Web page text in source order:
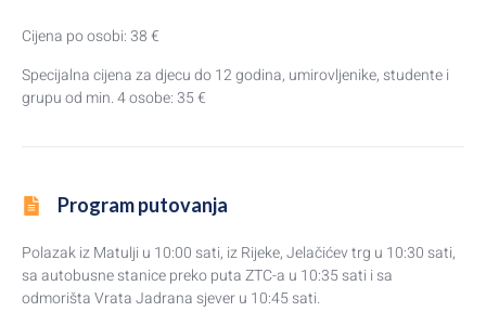
Cijena po osobi: 38 €
Specijalna cijena za djecu do 12 godina, umirovljenike, studente i
grupu od min. 4 osobe: 35 €
Program putovanja
Polazak iz Matulji u 10:00 sati, iz Rijeke, Jelačićev trg u 10:30 sati,
sa autobusne stanice preko puta ZTC-a u 10:35 sati i sa
odmorišta Vrata Jadrana sjever u 10:45 sati.